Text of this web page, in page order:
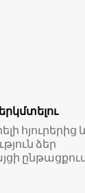
հյուրերից
ձեր